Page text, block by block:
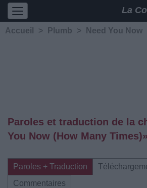
La
Accueil > Plumb > Need You Now
Paroles et traduction de la
You Now (How Many
Paroles + Traduction
Commentaires